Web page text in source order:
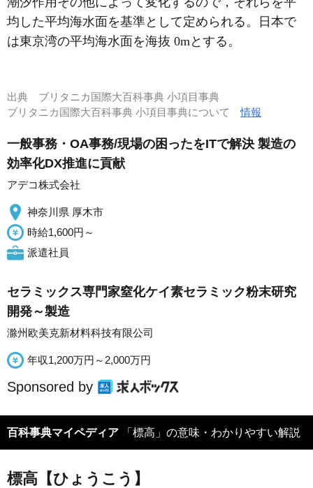
均した平均海水面を基準として定められる。日本で
は東京湾の平均海水面を海抜 0mとする。
出典 ブリタニカ国際大百科事典 小項目事典
ブリタニカ国際大百科事典 小項目事典について情報
一般事務・OA事務/現場の困ったをITで解決 製造の
効率化DX推進に貢献
アデコ株式会社
神奈川県 厚木市
時給1,600円～
派遣社員
セラミックス専門家窒化ケイ素セラミック粉末研究
開発～製造
滁州欧美克新材料科技有限公司
年収1,200万円～2,000万円
Sponsored by
百科事典マイペディア 「標高」の意味・わかりやすい解説
標高【ひょうこう】